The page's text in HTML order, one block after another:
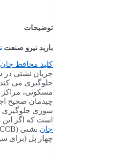
توضیحات
باربد نیرو صنعت
کلید محافظ جان
جریان نشتی در
جلوگیری می
مسکونی، مراکز
است که اگر
جان نشتی (RCCB) صادر می شود.
چهار پل (برای